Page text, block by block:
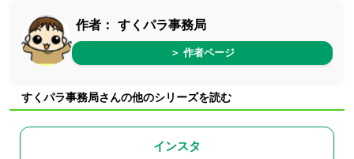
作者： すくパラ事務局
＞ 作者ページ
すくパラ事務局さんの他のシリーズを読む
インスタ